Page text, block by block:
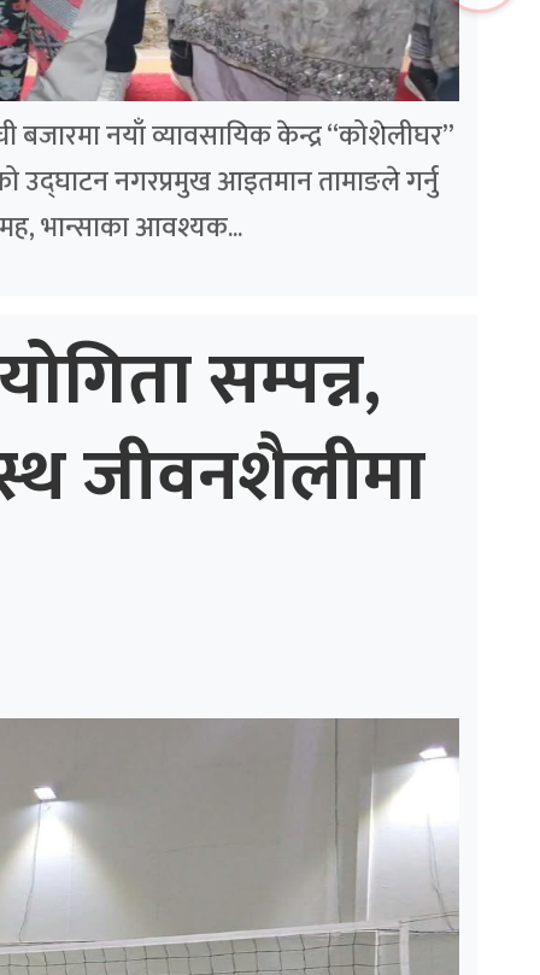
बजारमा नयाँ व्यावसायिक केन्द्र “कोशेलीघर”
उद्घाटन नगरप्रमुख आइतमान तामाङले गर्नु
भान्साका आवश्यक...
सम्पन्न,
जीवनशैलीमा